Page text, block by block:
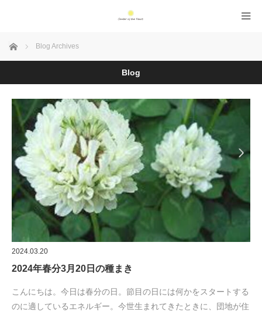
Home Blog Archives
Blog
2024.03.20
2024年春分3月20日の種まき
こんにちは。今日は春分の日。節目の日には何かをスタートする
のに適しているエネルギー。今世生まれてきたときに、団地が住